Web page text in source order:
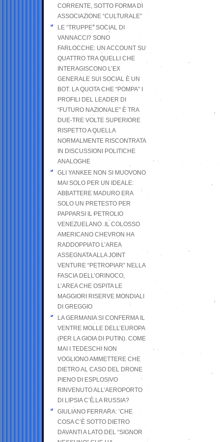
CORRENTE, SOTTO FORMA DI
ASSOCIAZIONE “CULTURALE”
LE “TRUPPE” SOCIAL DI
VANNACCI? SONO
FARLOCCHE: UN ACCOUNT SU
QUATTRO TRA QUELLI CHE
INTERAGISCONO L’EX
GENERALE SUI SOCIAL È UN
BOT. LA QUOTA CHE “POMPA” I
PROFILI DEL LEADER DI
“FUTURO NAZIONALE” È TRA
DUE-TRE VOLTE SUPERIORE
RISPETTO A QUELLA
NORMALMENTE RISCONTRATA
IN DISCUSSIONI POLITICHE
ANALOGHE
GLI YANKEE NON SI MUOVONO
MAI SOLO PER UN IDEALE:
ABBATTERE MADURO ERA
SOLO UN PRETESTO PER
PAPPARSI IL PETROLIO
VENEZUELANO .IL COLOSSO
AMERICANO CHEVRON HA
RADDOPPIATO L’AREA
ASSEGNATA ALLA JOINT
VENTURE “PETROPIAR” NELLA
FASCIA DELL’ORINOCO,
L’AREA CHE OSPITA LE
MAGGIORI RISERVE MONDIALI
DI GREGGIO
LA GERMANIA SI CONFERMA IL
VENTRE MOLLE DELL’EUROPA
(PER LA GIOIA DI PUTIN). COME
MAI I TEDESCHI NON
VOGLIONO AMMETTERE CHE
DIETRO AL CASO DEL DRONE
PIENO DI ESPLOSIVO
RINVENUTO ALL’AEROPORTO
DI LIPSIA C’È LA RUSSIA?
GIULIANO FERRARA: ’CHE
COSA C’È SOTTO DIETRO
DAVANTI A LATO DEL “SIGNOR